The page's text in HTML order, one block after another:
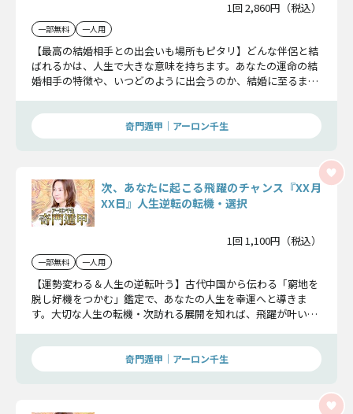
1回 2,860円（税込）
一部無料 一人用
【最高の結婚相手との出会いも場所もピタリ】どんな伴侶と結
ばれるかは、人生で大きな意味を持ちます。あなたの運命の結
婚相手の特徴や、いつどのように出会うのか、結婚に至るまで
奇門遁甲｜アーロン千生
次、あなたに起こる飛躍のチャンス『XX月
XX日』人生逆転の転機・選択
1回 1,100円（税込）
一部無料 一人用
【運勢変わる＆人生の逆転叶う】古代中国から伝わる「窮地を
脱し好機をつかむ」鑑定で、あなたの人生を幸運へと導きま
す。大切な人生の転機・次訪れる展開を知れば、飛躍が叶い、
奇門遁甲｜アーロン千生